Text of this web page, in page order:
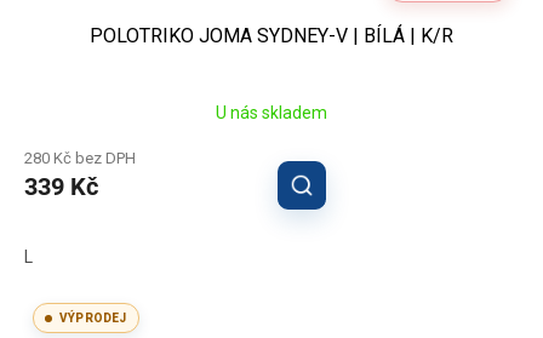
POLOTRIKO JOMA SYDNEY-V | BÍLÁ | K/R
U nás skladem
280 Kč bez DPH
339 Kč
VÝPRODEJ